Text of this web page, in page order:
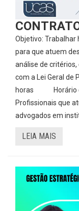
Objetivo: Trabalhar
para que atuem
análise de
com a Lei Geral de
horas Horário
Profissionais que
advogados em
LEIA MAIS